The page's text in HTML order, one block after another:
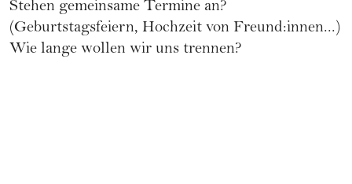
Stehen gemeinsame Termine an?
(Geburtstagsfeiern, Hochzeit von Freund:innen...)
Wie lange wollen wir uns trennen?